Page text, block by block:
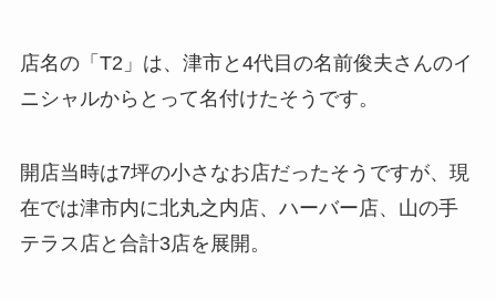
店名の「T2」は、津市と4代目の名前俊夫さんのイ
ニシャルからとって名付けたそうです。
開店当時は7坪の小さなお店だったそうですが、現
在では津市内に北丸之内店、ハーバー店、山の手
テラス店と合計3店を展開。